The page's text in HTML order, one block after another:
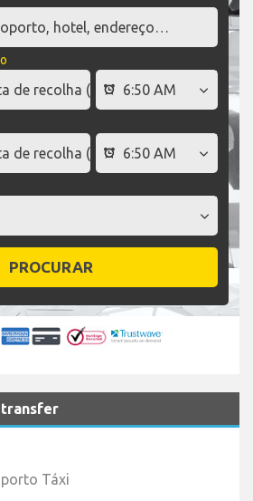
PROCURAR
transfer
Táxi